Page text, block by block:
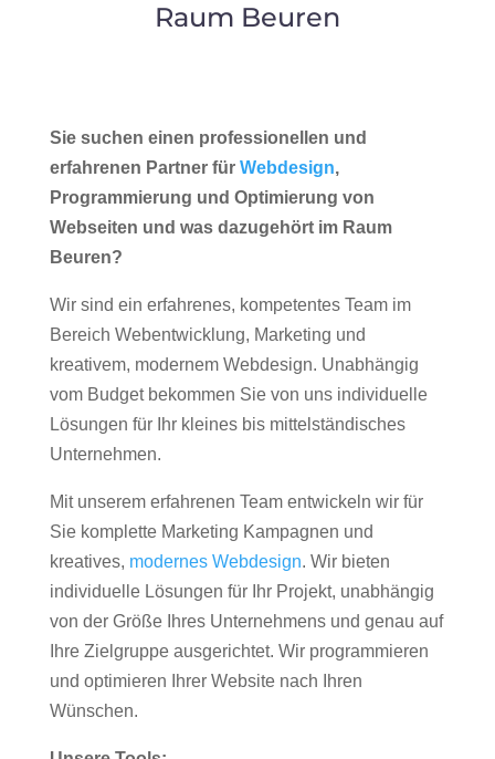
Raum Beuren
Sie suchen einen professionellen und
erfahrenen Partner für Webdesign,
Programmierung und Optimierung von
Webseiten und was dazugehört im Raum
Beuren?
Wir sind ein erfahrenes, kompetentes Team im
Bereich Webentwicklung, Marketing und
kreativem, modernem Webdesign. Unabhängig
vom Budget bekommen Sie von uns individuelle
Lösungen für Ihr kleines bis mittelständisches
Unternehmen.
Mit unserem erfahrenen Team entwickeln wir für
Sie komplette Marketing Kampagnen und
kreatives, modernes Webdesign. Wir bieten
individuelle Lösungen für Ihr Projekt, unabhängig
von der Größe Ihres Unternehmens und genau auf
Ihre Zielgruppe ausgerichtet. Wir programmieren
und optimieren Ihrer Website nach Ihren
Wünschen.